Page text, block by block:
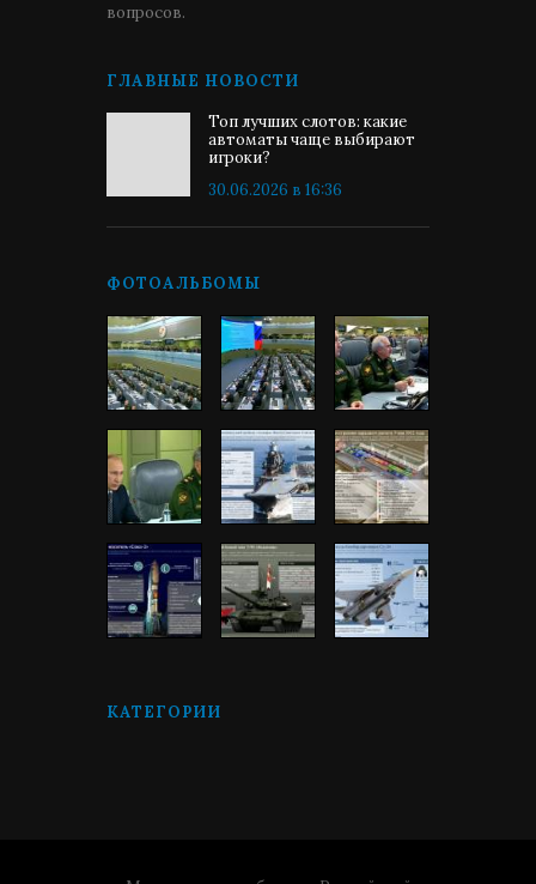
вопросов.
ГЛАВНЫЕ НОВОСТИ
Топ лучших слотов: какие
автоматы чаще выбирают
игроки?
30.06.2026 в 16:36
ФОТОАЛЬБОМЫ
КАТЕГОРИИ